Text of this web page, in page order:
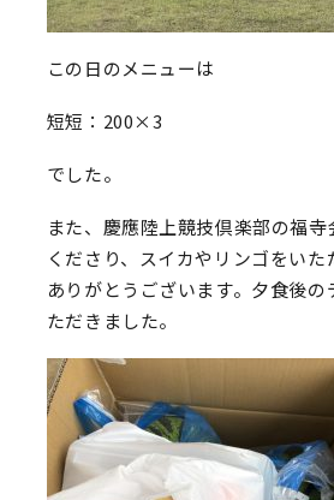
この日のメニューは
短短：200×3
でした。
また、慶應陸上競技倶楽部の福
くださり、スイカやリンゴをいた
ありがとうございます。夕食後
ただきました。